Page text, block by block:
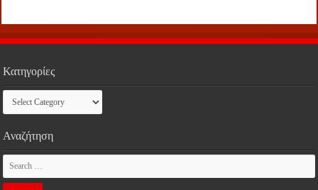
Κατηγορίες
Κατηγορίες
Αναζήτηση